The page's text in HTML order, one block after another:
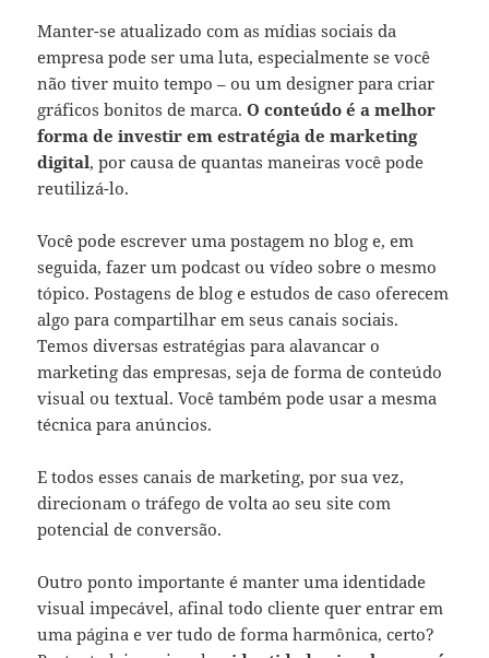
Manter-se atualizado com as mídias sociais da
empresa pode ser uma luta, especialmente se você
não tiver muito tempo – ou um designer para criar
gráficos bonitos de marca.O conteúdo é a melhor
forma de investir em estratégia de marketing
digital, por causa de quantas maneiras você pode
reutilizá-lo.
Você pode escrever uma postagem no blog e, em
seguida, fazer um podcast ou vídeo sobre o mesmo
tópico. Postagens de blog e estudos de caso oferecem
algo para compartilhar em seus canais sociais.
Temos diversas estratégias para alavancar o
marketing das empresas, seja de forma de conteúdo
visual ou textual. Você também pode usar a mesma
técnica para anúncios.
E todos esses canais de marketing, por sua vez,
direcionam o tráfego de volta ao seu site com
potencial de conversão.
Outro ponto importante é manter uma identidade
visual impecável, afinal todo cliente quer entrar em
uma página e ver tudo de forma harmônica, certo?